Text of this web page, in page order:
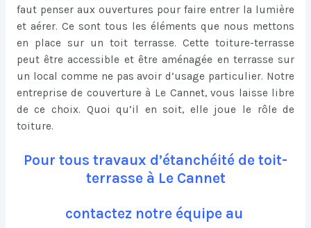
faut penser aux ouvertures pour faire entrer la lumière
et aérer. Ce sont tous les éléments que nous mettons
en place sur un toit terrasse. Cette toiture-terrasse
peut être accessible et être aménagée en terrasse sur
un local comme ne pas avoir d’usage particulier. Notre
entreprise de couverture à Le Cannet, vous laisse libre
de ce choix. Quoi qu’il en soit, elle joue le rôle de
toiture.
Pour tous travaux d’étanchéité de toit-
terrasse à Le Cannet
contactez notre équipe au